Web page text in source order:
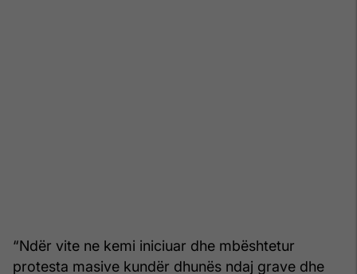
“Ndër vite ne kemi iniciuar dhe mbështetur
protesta masive kundër dhunës ndaj grave dhe